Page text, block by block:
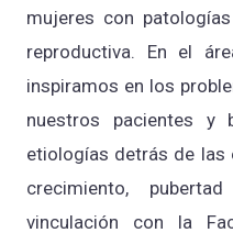
mujeres con
reproductiva. En el
inspiramos en los
nuestros pacientes y
etiologías detrás de las
crecimiento,
vinculación con la